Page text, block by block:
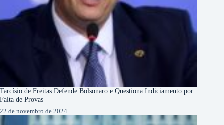
Tarcísio de Freitas Defende Bolsonaro e Questiona Indiciamento por
Falta de Provas
22 de novembro de 2024